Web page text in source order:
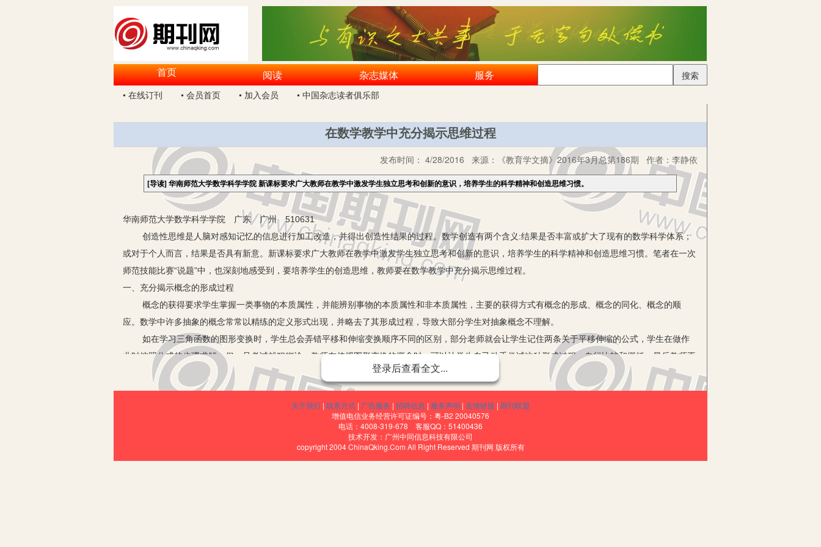
首页 阅读 杂志媒体 服务
搜索
• 在线订刊
• 会员首页 • 加入会员 • 中国杂志读者俱乐部
在数学教学中充分揭示思维过程
发布时间： 4/28/2016 来源： 《教育学文摘》2016年3月总第186期 作者： 李静依
[导读]华南师范大学数学科学学院 新课标要求广大教师在教学中激发学生独立思考和创新的意识，培养学生的科学精神和创造思维习惯。
华南师范大学数学科学学院 广东 广州 510631
创造性思维是人脑对感知记忆的信息进行加工改造，并得出创造性结果的过程。数学创造有两个含义:结果是否丰富或扩大了现有的数学科学体系；
或对于个人而言，结果是否具有新意。新课标要求广大教师在教学中激发学生独立思考和创新的意识，培养学生的科学精神和创造思维习惯。笔者在一次
师范技能比赛“说题”中，也深刻地感受到，要培养学生的创造思维，教师要在数学教学中充分揭示思维过程。
一、充分揭示概念的形成过程
概念的获得要求学生掌握一类事物的本质属性，并能辨别事物的本质属性和非本质属性，主要的获得方式有概念的形成、概念的同化、概念的顺
应。数学中许多抽象的概念常常以精练的定义形式出现，并略去了其形成过程，导致大部分学生对抽象概念不理解。
如在学习三角函数的图形变换时，学生总会弄错平移和伸缩变换顺序不同的区别，部分老师就会让学生记住两条关于平移伸缩的公式，学生在做作
业时按照公式的步骤求解，但一旦考试就犯糊涂。教师在传授图形变换的概念时，可以让学生自己动手尝试这种形成过程，自行比较和概括，最后教师再
加以总结，这样学生的理解和记忆会更深刻。
例：作以下图形变换，画出变换后的图形并列出解析式。1.将y=sinx先向右平移 个单位，横坐标变为原来的 ；2.将y=sinx横坐标变为原来的 ，
再向右平移 个单位；3.采取先平移再伸缩和先伸缩再平移两种途径，将y=sinx通过图形变换为y=sin（3x+ ）。
通过以上三道习题练习，学生自己经历比较、概括、假设和验证等一系列概念的形成过程，真正理解了不同图形变换的本质，从中学会了研究问题
登录后查看全文...
关于我们 | 联系方式 | 广告服务 | 招聘信息 | 服务声明 | 友情链接 | 期刊联盟
增值电信业务经营许可证编号：粤-B2 20040576
电话：4008-319-678 客服QQ：51400436
技术开发：广州中同信息科技有限公司
copyright 2004 ChinaQking.Com All Right Reserved 期刊网 版权所有